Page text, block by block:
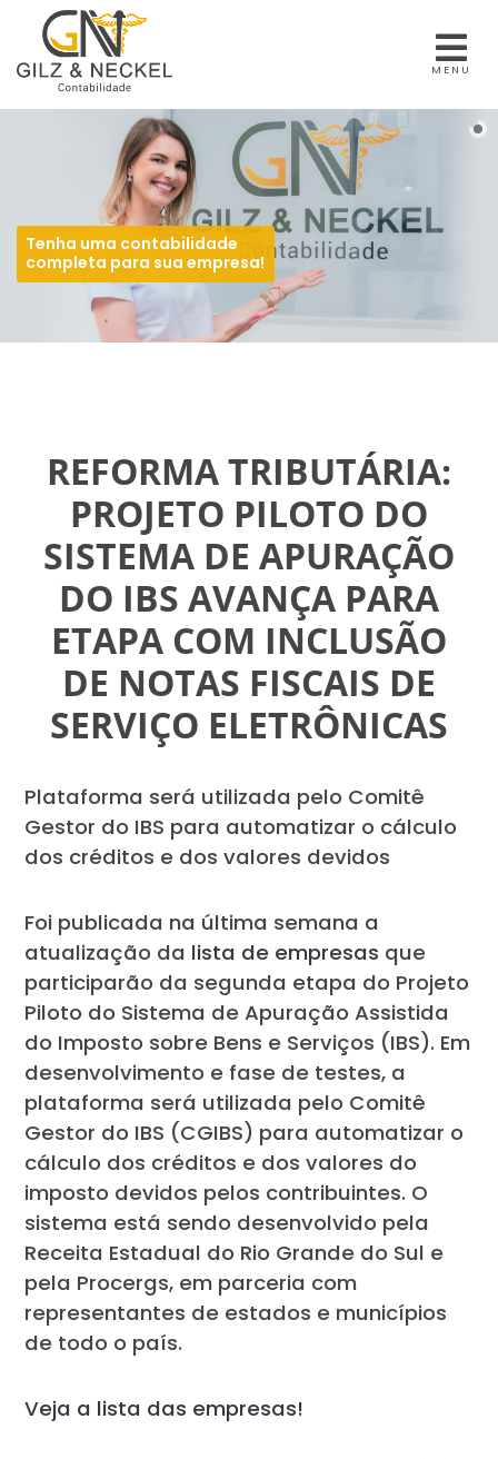
MENU
Tenha uma contabilidade
completa para sua empresa!
REFORMA TRIBUTÁRIA:
PROJETO PILOTO DO
SISTEMA DE APURAÇÃO
DO IBS AVANÇA PARA
ETAPA COM INCLUSÃO
DE NOTAS FISCAIS DE
SERVIÇO ELETRÔNICAS
Plataforma será utilizada pelo Comitê
Gestor do IBS para automatizar o cálculo
dos créditos e dos valores devidos
Foi publicada na última semana a
atualização da lista de empresas que
participarão da segunda etapa do Projeto
Piloto do Sistema de Apuração Assistida
do Imposto sobre Bens e Serviços (IBS). Em
desenvolvimento e fase de testes, a
plataforma será utilizada pelo Comitê
Gestor do IBS (CGIBS) para automatizar o
cálculo dos créditos e dos valores do
imposto devidos pelos contribuintes. O
sistema está sendo desenvolvido pela
Receita Estadual do Rio Grande do Sul e
pela Procergs, em parceria com
representantes de estados e municípios
de todo o país.
Veja a lista das empresas!